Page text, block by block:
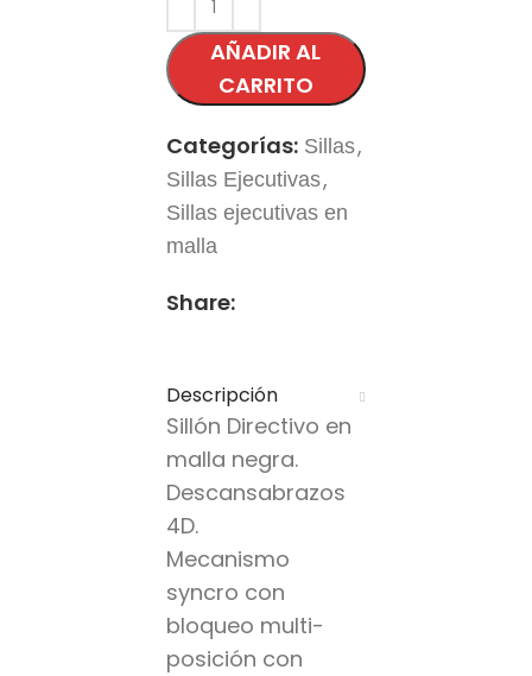
AÑADIR AL
CARRITO
Categorías: Sillas,
Sillas Ejecutivas,
Sillas ejecutivas en
malla
Share:
Descripción
Sillón Directivo en
malla negra.
Descansabrazos
4D.
Mecanismo
syncro con
bloqueo multi-
posición con